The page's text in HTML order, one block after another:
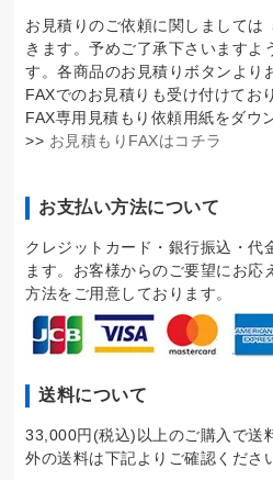
お見積りのご依頼に関しましては
きます。予めご了承下さいますよ
す。各商品のお見積りボタンより
FAXでのお見積りも受け付けてお
FAX専用見積もり依頼用紙をダウ
>> お見積もりFAXはコチラ
お支払い方法について
クレジットカード・銀行振込・代
ます。お客様からのご要望にお応
方法をご用意しております。
送料について
33,000円(税込)以上のご購入で送
外の送料は下記よりご確認くださ